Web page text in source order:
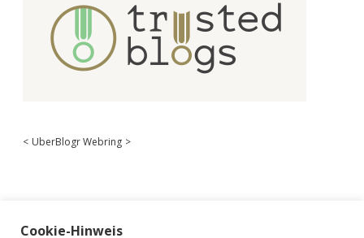
< UberBlogr Webring >
Cookie-Hinweis